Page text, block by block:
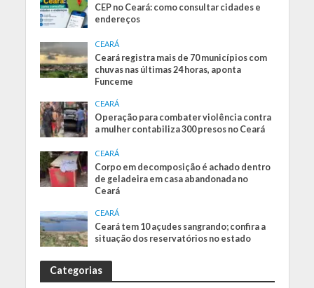
CEP no Ceará: como consultar cidades e
endereços
CEARÁ
Ceará registra mais de 70 municípios com
chuvas nas últimas 24 horas, aponta
Funceme
CEARÁ
Operação para combater violência contra
a mulher contabiliza 300 presos no Ceará
CEARÁ
Corpo em decomposição é achado dentro
de geladeira em casa abandonada no
Ceará
CEARÁ
Ceará tem 10 açudes sangrando; confira a
situação dos reservatórios no estado
Categorias